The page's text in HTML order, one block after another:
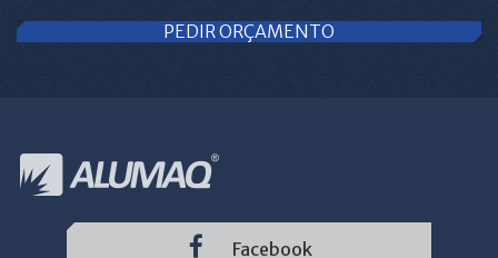
PEDIR ORÇAMENTO
Facebook